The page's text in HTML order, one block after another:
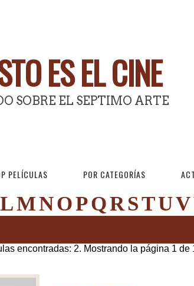
ES EL CINE
SOBRE EL SEPTIMO ARTE
PELÍCULAS POR CATEGORÍAS
LMNOPQRSTUV
encontradas: 2. Mostrando la página 1 de